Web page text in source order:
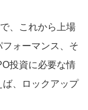
、これから上場
ォーマンス、そ
投資に必要な情
、ロックアップ